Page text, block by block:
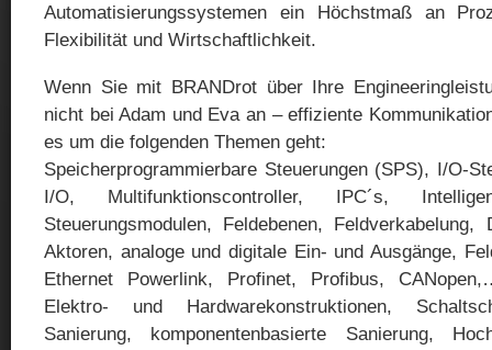
Automatisierungssystemen ein Höchstmaß an
Flexibilität und Wirtschaftlichkeit.
Wenn Sie mit BRANDrot über Ihre
nicht bei Adam und Eva an – effiziente
es um die folgenden Themen geht:
Speicherprogrammierbare Steuerungen (SPS), I/O-
I/O, Multifunktionscontroller, IPC´s,
Steuerungsmodulen, Feldebenen, Feldverkabelung,
Aktoren, analoge und digitale Ein- und Ausgänge,
Ethernet Powerlink, Profinet, Profibus,
Elektro- und Hardwarekonstruktionen,
Sanierung, komponentenbasierte Sanierung,